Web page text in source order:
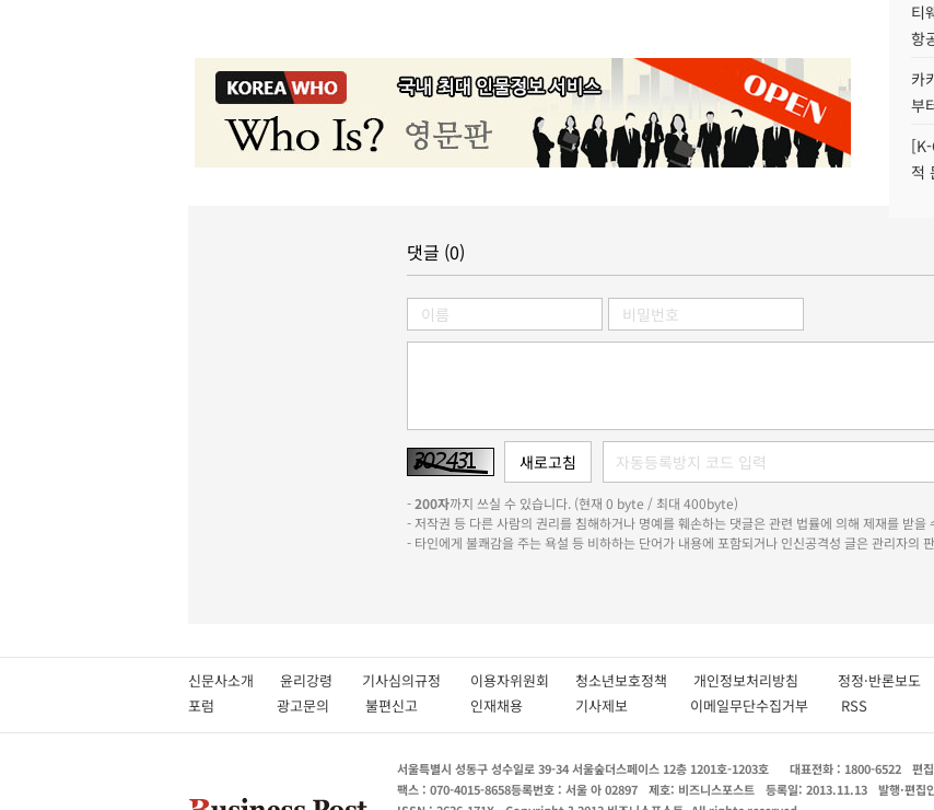
티
항
카
부
적
댓글 (0)
-200자까지 쓰실 수 있습니다. (현재 0 byte / 최대 400byte)
- 저작권 등 다른 사람의 권리를 침해하거나 명예를 훼손하는 댓글은 관련 법률에 의해 제재를 받을
- 타인에게 불쾌감을 주는 욕설 등 비하하는 단어가 내용에 포함되거나 인신공격성 글은 관리자의
신문사소개 윤리강령 기사심의규정 이용자위원회 청소년보호정책 개인정보처리방침 정정·반론보도
포럼
광고문의 불편신고 인재채용 기사제보 이메일무단수집거부 RSS
서울특별시 성동구 성수일로 39-34 서울숲더스페이스 12층 1201호-1203호 대표전화 : 1800-6522 편
팩스 : 070-4015-8658등록번호 : 서울 아 02897 제호: 비즈니스포스트 등록일: 2013.11.13 발행·편집